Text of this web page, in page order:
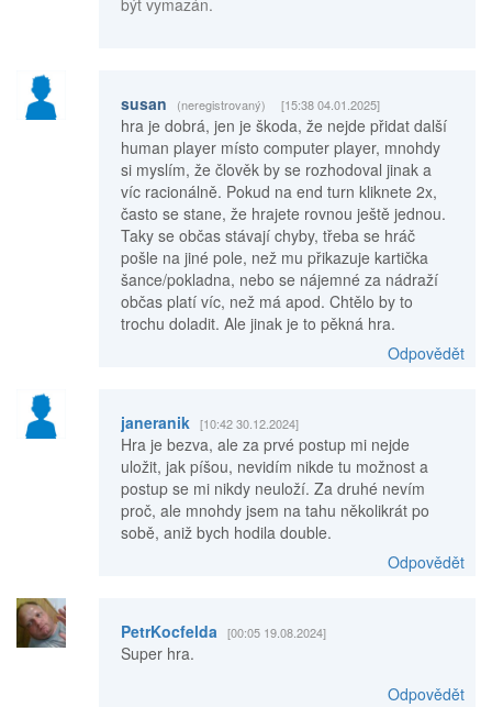
být vymazán.
susan (neregistrovaný) [15:38 04.01.2025]
hra je dobrá, jen je škoda, že nejde přidat další
human player místo computer player, mnohdy
si myslím, že člověk by se rozhodoval jinak a
víc racionálně. Pokud na end turn kliknete 2x,
často se stane, že hrajete rovnou ještě jednou.
Taky se občas stávají chyby, třeba se hráč
pošle na jiné pole, než mu přikazuje kartička
šance/pokladna, nebo se nájemné za nádraží
občas platí víc, než má apod. Chtělo by to
trochu doladit. Ale jinak je to pěkná hra.
Odpovědět
janeranik [10:42 30.12.2024]
Hra je bezva, ale za prvé postup mi nejde
uložit, jak píšou, nevidím nikde tu možnost a
postup se mi nikdy neuloží. Za druhé nevím
proč, ale mnohdy jsem na tahu několikrát po
sobě, aniž bych hodila double.
Odpovědět
PetrKocfelda [00:05 19.08.2024]
Super hra.
Odpovědět